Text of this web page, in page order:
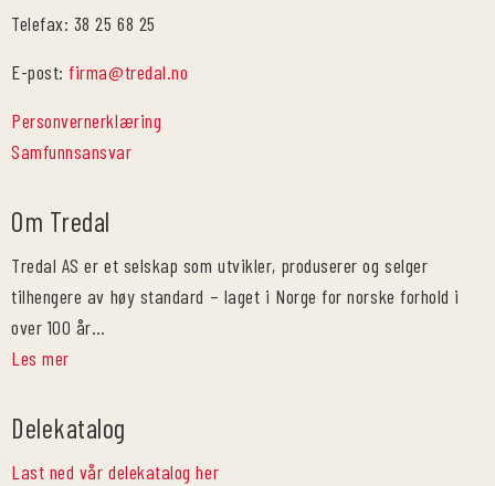
Telefax: 38 25 68 25
E-post:firma@tredal.no
Personvernerklæring
Samfunnsansvar
Om Tredal
Tredal AS er et selskap som utvikler, produserer og selger
tilhengere av høy standard – laget i Norge for norske forhold i
over 100 år…
Les mer
Delekatalog
Last ned vår delekatalog her